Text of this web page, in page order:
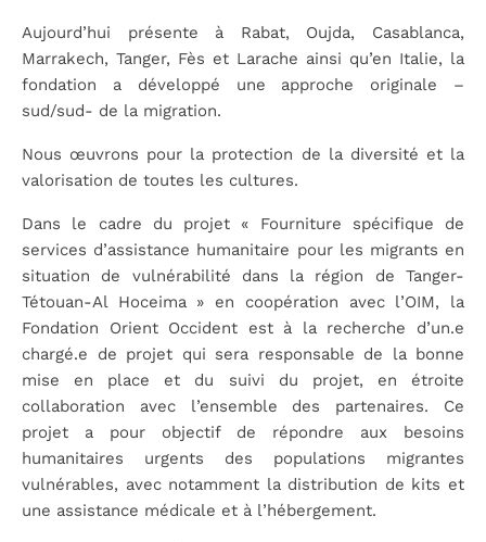
Aujourd’hui présente à Rabat, Oujda, Casablanca,
Marrakech, Tanger, Fès et Larache ainsi qu’en Italie, la
fondation a développé une approche originale –
sud/sud- de la migration.
Nous œuvrons pour la protection de la diversité et la
valorisation de toutes les cultures.
Dans le cadre du projet « Fourniture spécifique de
services d’assistance humanitaire pour les migrants en
situation de vulnérabilité dans la région de Tanger-
Tétouan-Al Hoceima » en coopération avec l’OIM, la
Fondation Orient Occident est à la recherche d’un.e
chargé.e de projet qui sera responsable de la bonne
mise en place et du suivi du projet, en étroite
collaboration avec l’ensemble des partenaires. Ce
projet a pour objectif de répondre aux besoins
humanitaires urgents des populations migrantes
vulnérables, avec notamment la distribution de kits et
une assistance médicale et à l’hébergement.